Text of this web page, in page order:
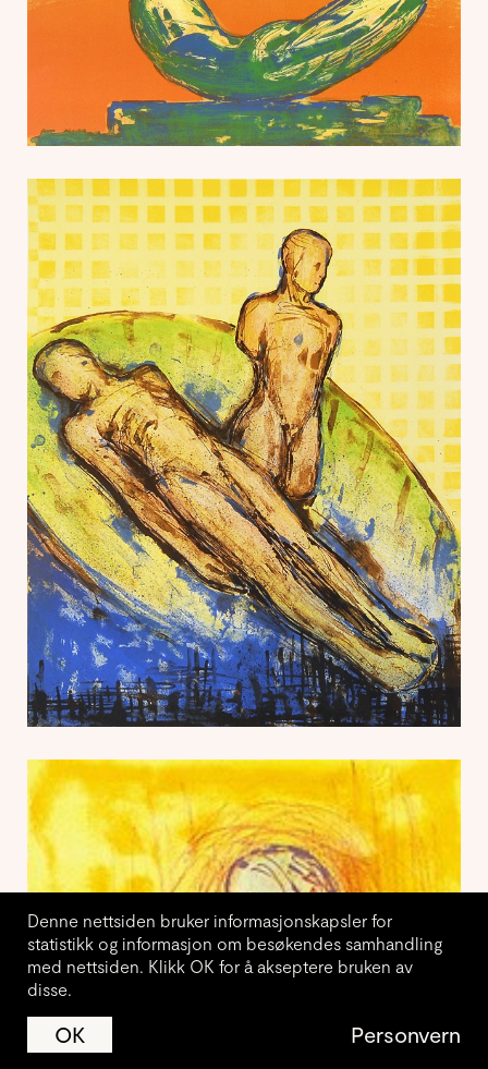
Denne nettsiden bruker informasjonskapsler for
statistikk og informasjon om besøkendes samhandling
med nettsiden. Klikk OK for å akseptere bruken av
disse.
OK Personvern
Vil du motta nyhetsbrev fra
Kunstnerforbundet?
JA